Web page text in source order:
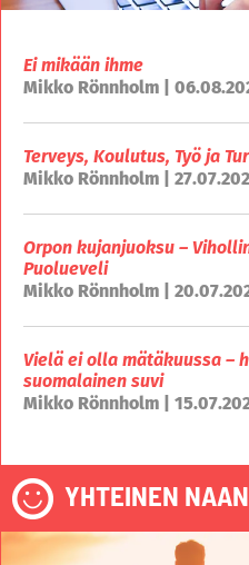
Ei mikään ihme
Mikko Rönnholm |
Terveys, Koulutus, Työ ja
Mikko Rönnholm |
Orpon kujanjuoksu –
Puolueveli
Mikko Rönnholm |
Vielä ei olla mätäkuussa –
suomalainen suvi
Mikko Rönnholm |
YHTEINEN